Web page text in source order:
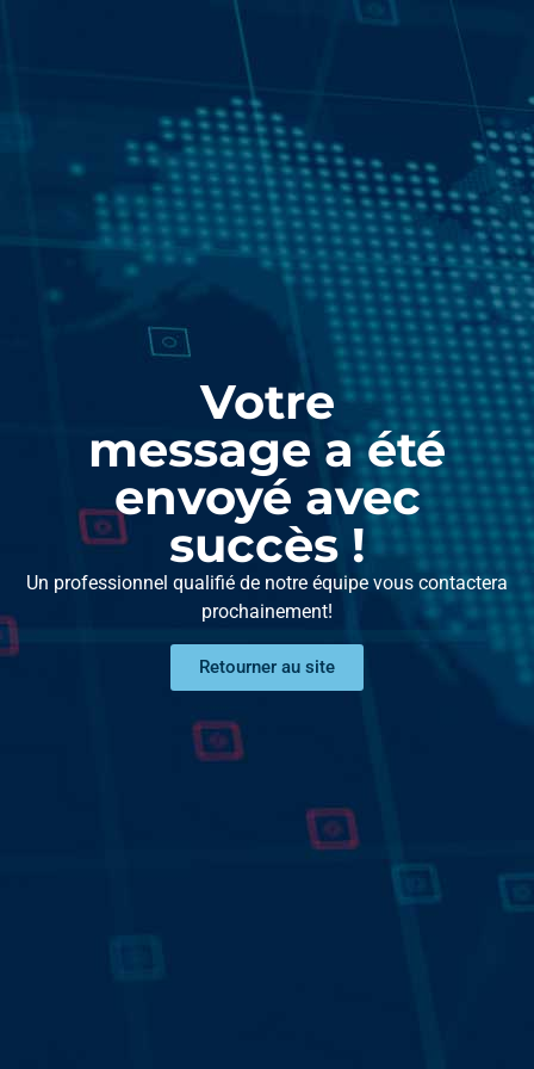
Votre
message a été
envoyé avec
succès !
Un professionnel qualifié de notre équipe vous contactera
prochainement!
Retourner au site